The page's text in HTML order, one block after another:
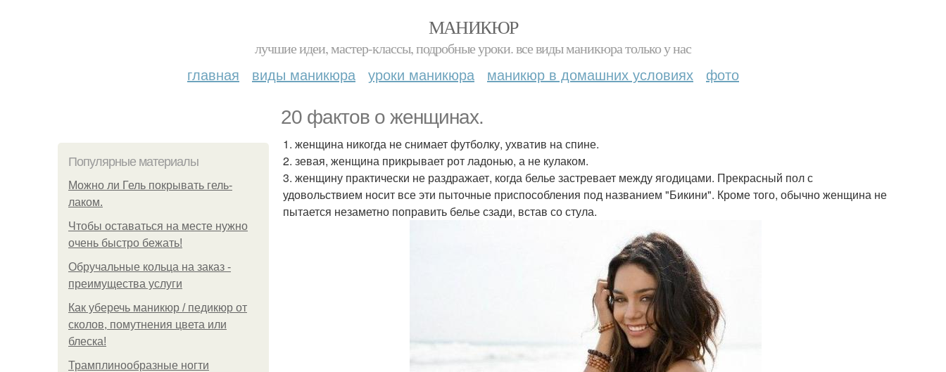
МАНИКЮР
лучшие идеи, мастер-классы, подробные уроки. все виды маникюра только у нас
главная виды маникюра уроки маникюра маникюр в домашних условиях фото
20 фактов о женщинах.
Популярные материалы
Можно ли Гель покрывать гель-
лаком.
Чтобы оставаться на месте нужно
очень быстро бежать!
Обручальные кольца на заказ -
преимущества услуги
Как уберечь маникюр / педикюр от
сколов, помутнения цвета или
блеска!
Трамплинообразные ногти
1. женщина никогда не снимает футболку, ухватив на спине.
2. зевая, женщина прикрывает рот ладонью, а не кулаком.
3. женщину практически не раздражает, когда белье застревает между ягодицами. Прекрасный пол с
удовольствием носит все эти пыточные приспособления под названием "Бикини". Кроме того, обычно женщина не
пытается незаметно поправить белье сзади, встав со стула.